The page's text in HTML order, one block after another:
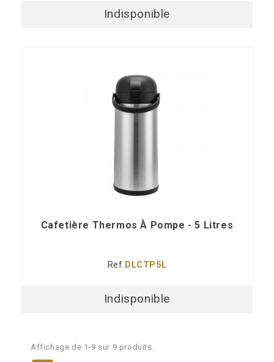
Indisponible
Cafetière Thermos À Pompe - 5 Litres
Ref. DLCTP5L
Indisponible
Affichage de 1-9 sur 9 produits.